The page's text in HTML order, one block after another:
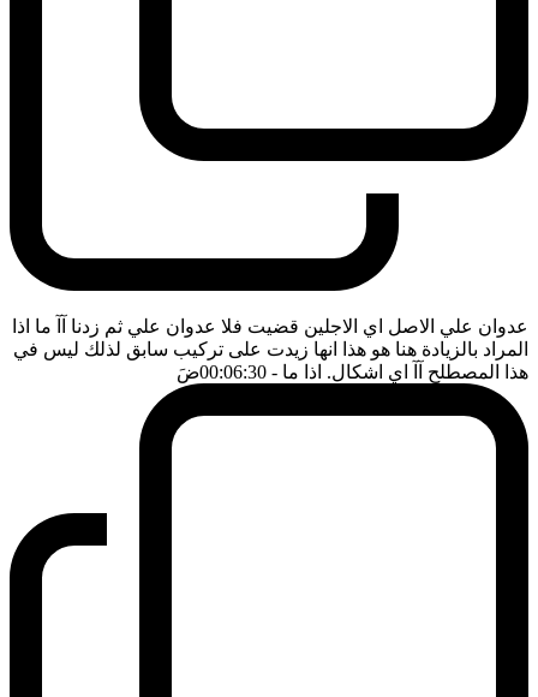
عدوان علي الاصل اي الاجلين قضيت فلا عدوان علي ثم زدنا آآ ما اذا
المراد بالزيادة هنا هو هذا انها زيدت على تركيب سابق لذلك ليس في
هذا المصطلح آآ اي اشكال. اذا ما - 00:06:30 ضَ